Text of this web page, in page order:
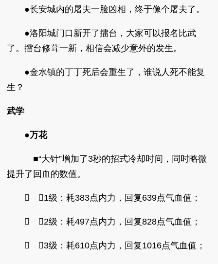
●长安城内的屠夫一脸凶相，终于像个屠夫了。
●洛阳城门口新开了擂台，大家可以报名比武
了。擂台修葺一新，相信会减少意外的发生。
●金水镇的丁丁死后会重生了，谁说人死不能复
生？
武学
●万花
■“大针”增加了3秒的招式冷却时间，同时略微
提升了回血的数值。
 ◆1级：耗383点内力，回复639点气血值；
 ◆2级：耗497点内力，回复828点气血值；
 ◆3级：耗610点内力，回复1016点气血值；